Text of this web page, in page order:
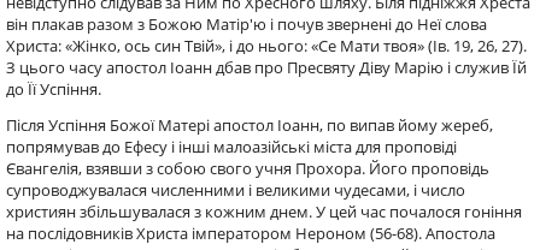
він плакав разом з Божою Матір'ю і почув звернені до Неї слова
Христа: «Жінко, ось син Твій», і до нього: «Се Мати твоя» (Ів. 19, 26, 27).
З цього часу апостол Іоанн дбав про Пресвяту Діву Марію і служив Їй
до Її Успіння.
Після Успіння Божої Матері апостол Іоанн, по випав йому жереб,
попрямував до Ефесу і інші малоазійські міста для проповіді
Євангелія, взявши з собою свого учня Прохора. Його проповідь
супроводжувалася численними і великими чудесами, і число
християн збільшувалася з кожним днем. У цей час почалося гоніння
на послідовників Христа імператором Нероном (56-68). Апостола